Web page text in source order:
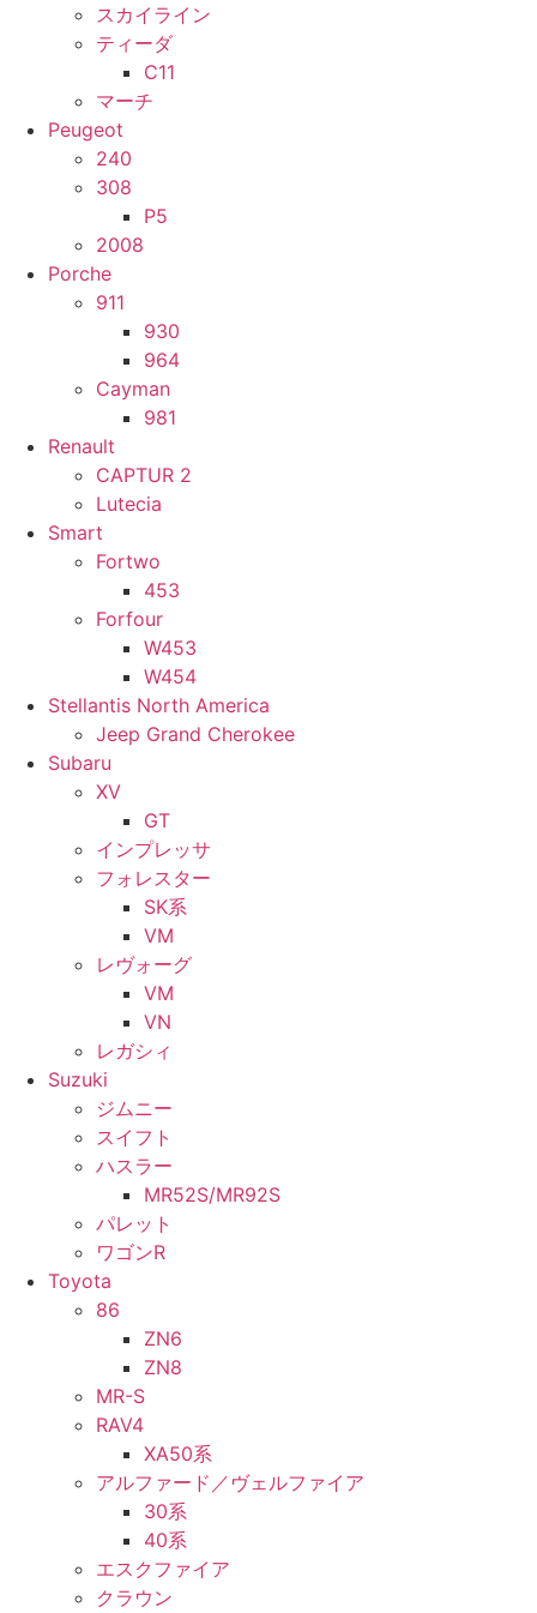
スカイライン
ティーダ
C11
マーチ
Peugeot
240
308
P5
2008
Porche
911
930
964
Cayman
981
Renault
CAPTUR 2
Lutecia
Smart
Fortwo
453
Forfour
W453
W454
Stellantis North America
Jeep Grand Cherokee
Subaru
XV
GT
インプレッサ
フォレスター
SK系
VM
レヴォーグ
VM
VN
レガシィ
Suzuki
ジムニー
スイフト
ハスラー
MR52S/MR92S
パレット
ワゴンR
Toyota
86
ZN6
ZN8
MR-S
RAV4
XA50系
アルファード／ヴェルファイア
30系
40系
エスクファイア
クラウン